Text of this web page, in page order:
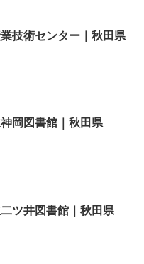
技術センター｜秋田県
岡図書館｜秋田県
ツ井図書館｜秋田県